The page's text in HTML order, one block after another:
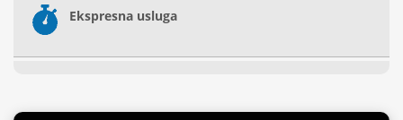
Ekspresna usluga